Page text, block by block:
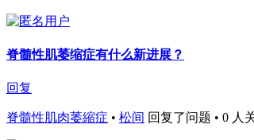
脊髓性肌萎缩症有什么新进展？
回复
脊髓性肌肉萎縮症 • 松间 回复了问题 • 0 人